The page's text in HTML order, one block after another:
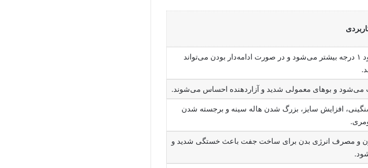
دمای پایه بدن حدود ۱ درجه بیشتر می‌شود و در صورت ادامه‌دار بودن می‌تواند
می‌شود و بوهای معمولی شدید و آزاردهنده احساس می‌شوند.
افزایش سایز، بزرگ شدن هاله سینه و برجسته شدن
و مصرف انرژی بدن برای ساخت جفت باعث خستگی شدید و